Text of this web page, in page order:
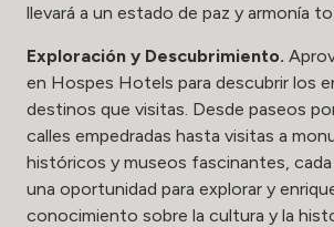
llevará a un estado de paz y armonía
Exploración y Descubrimiento.
en Hospes Hotels para descubrir los
destinos que visitas. Desde paseos
calles empedradas hasta visitas a
históricos y museos fascinantes,
una oportunidad para explorar y
conocimiento sobre la cultura y la